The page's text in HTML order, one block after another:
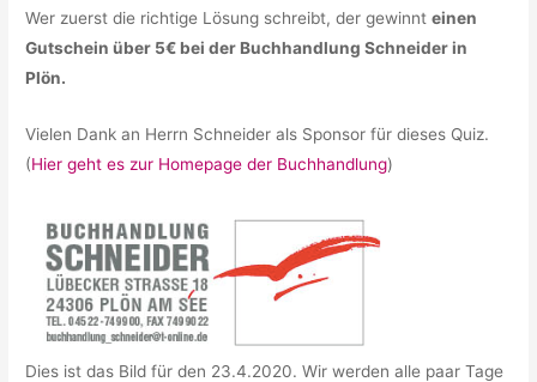
Wer zuerst die richtige Lösung schreibt, der gewinnteinen
Gutschein über 5€ bei der Buchhandlung Schneider in
Plön.
Vielen Dank an Herrn Schneider als Sponsor für dieses Quiz.
(Hier geht es zur Homepage der Buchhandlung)
Dies ist das Bild für den 23.4.2020. Wir werden alle paar Tage